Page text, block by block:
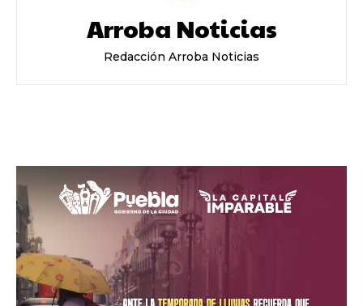
Arroba Noticias
Redacción Arroba Noticias